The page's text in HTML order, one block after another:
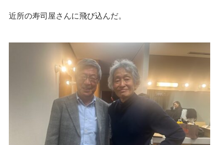
近所の寿司屋さんに飛び込んだ。